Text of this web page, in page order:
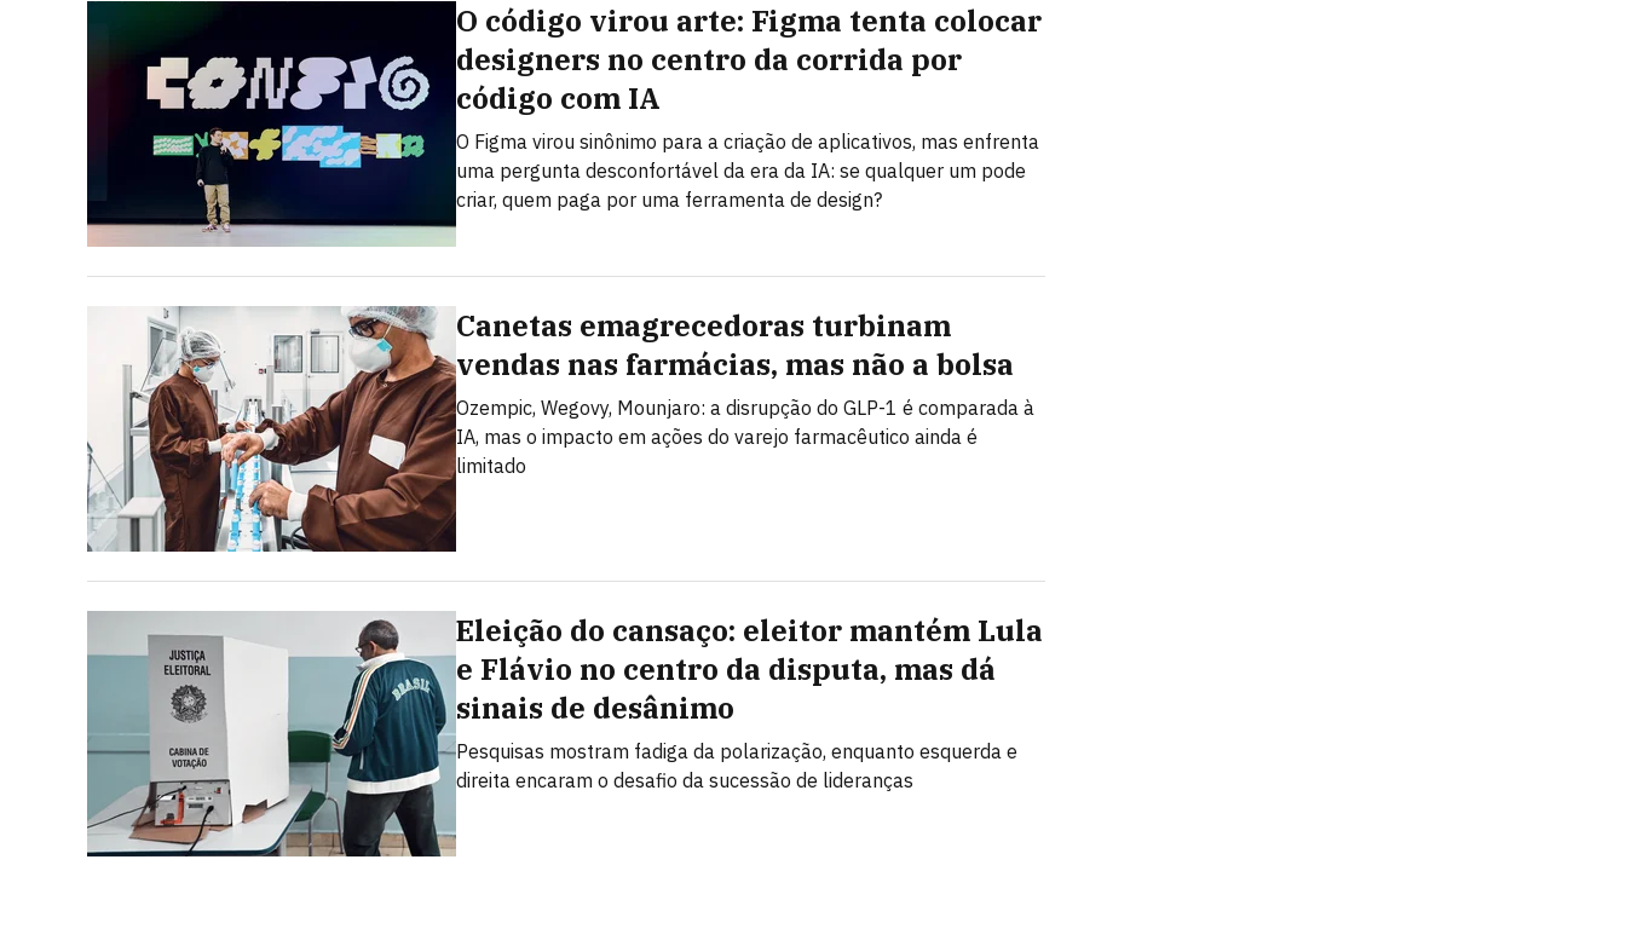
O código virou arte: Figma tenta colocar
designers no centro da corrida por
código com IA
O Figma virou sinônimo para a criação de aplicativos, mas enfrenta
uma pergunta desconfortável da era da IA: se qualquer um pode
criar, quem paga por uma ferramenta de design?
Canetas emagrecedoras turbinam
vendas nas farmácias, mas não a bolsa
Ozempic, Wegovy, Mounjaro: a disrupção do GLP-1 é comparada à
IA, mas o impacto em ações do varejo farmacêutico ainda é
limitado
Eleição do cansaço: eleitor mantém Lula
e Flávio no centro da disputa, mas dá
sinais de desânimo
Pesquisas mostram fadiga da polarização, enquanto esquerda e
direita encaram o desafio da sucessão de lideranças